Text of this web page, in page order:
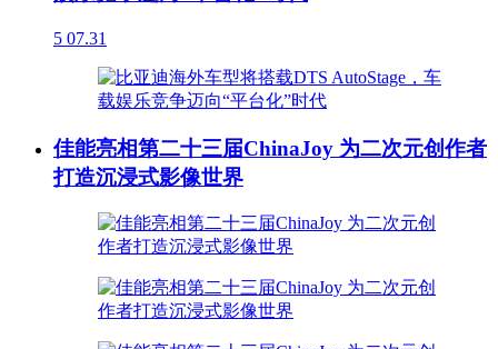
5 07.31
佳能亮相第二十三届ChinaJoy 为二次元创作者
打造沉浸式影像世界